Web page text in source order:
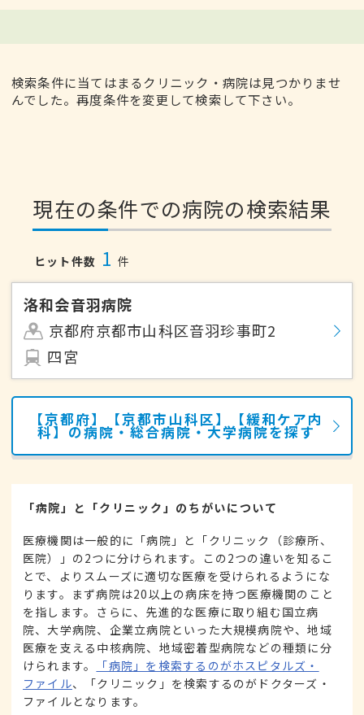
検索条件に当てはまるクリニック・病院は見つかりませ
んでした。再度条件を変更して検索して下さい。
現在の条件での病院の検索結果
ヒット件数 1 件
洛和会音羽病院
京都府京都市山科区音羽珍事町2
四宮
【京都府】【京都市山科区】【緩和ケア内
科】の病院・総合病院・大学病院を探す
「病院」と「クリニック」のちがいについて
医療機関は一般的に「病院」と「クリニック（診療所、
医院）」の2つに分けられます。この2つの違いを知るこ
とで、よりスムーズに適切な医療を受けられるようにな
ります。まず病院は20以上の病床を持つ医療機関のこと
を指します。さらに、先進的な医療に取り組む国立病
院、大学病院、企業立病院といった大規模病院や、地域
医療を支える中核病院、地域密着型病院などの種類に分
けられます。
「病院」を検索するのがホスピタルズ・
ファイル、「クリニック」を検索するのがドクターズ・
ファイルとなります。